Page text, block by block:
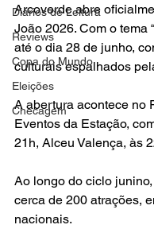
Diários de Leitura
Reviews
Copa do Mundo
Eleições
Checagem
Arcoverde abre
João 2026. Com o tema
até o dia 28 de junho,
culturais espalhados
A abertura acontece no
Eventos da Estação,
21h, Alceu Valença, às
Ao longo do ciclo
cerca de 200 atrações,
nacionais.